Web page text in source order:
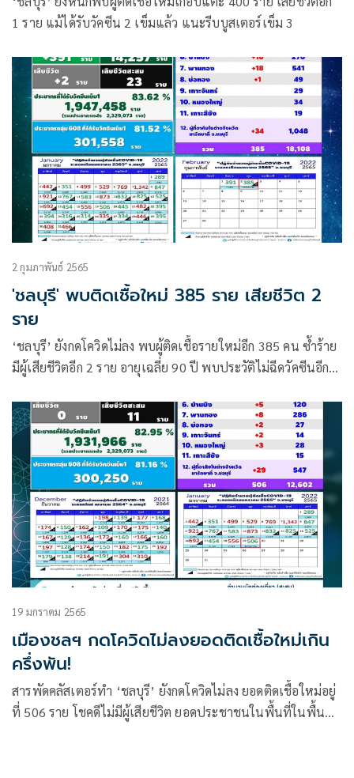
1 ราย แม้ได้รับวัคซีน 2 เข็มแล้ว แนะรีบบูสเตอร์เข็ม 3
2 กุมภาพันธ์ 2565
'ชลบุรี' พบติดเชื้อใหม่ 385 ราย เสียชีวิต 2
ราย
‘ชลบุรี’ ยังกดโควิดไม่ลง พบผู้ติดเชื้อรายใหม่อีก 385 คน ซ้ำร้าย
มีผู้เสียชีวิตอีก 2 ราย อายุเฉลี่ย 90 ปี พบประวัติไม่ฉีดวัคซีนอีก
19 มกราคม 2565
เมืองชลฯ กดโควิดไม่ลงยอดติดเชื้อใหม่เกิน
ครึ่งพัน!
สารพัดคลัสเตอร์ทำ ‘ชลบุรี’ ยังกดโควิดไม่ลง ยอดติดเชื้อใหม่อยู่
ที่ 506 ราย โชคดีไม่มีผู้เสียชีวิต ยอดประชาชนในพื้นที่ในพื้นที่